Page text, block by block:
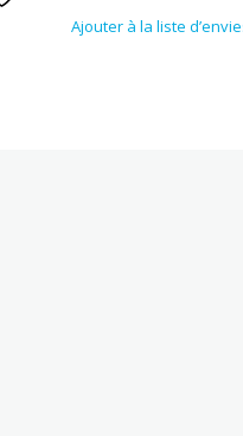
Ajouter à la liste